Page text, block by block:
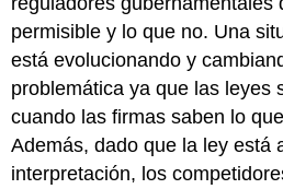
permisible y lo que no. Una
está evolucionando y
problemática ya que las leyes
cuando las firmas saben lo
Además, dado que la ley está
interpretación, los